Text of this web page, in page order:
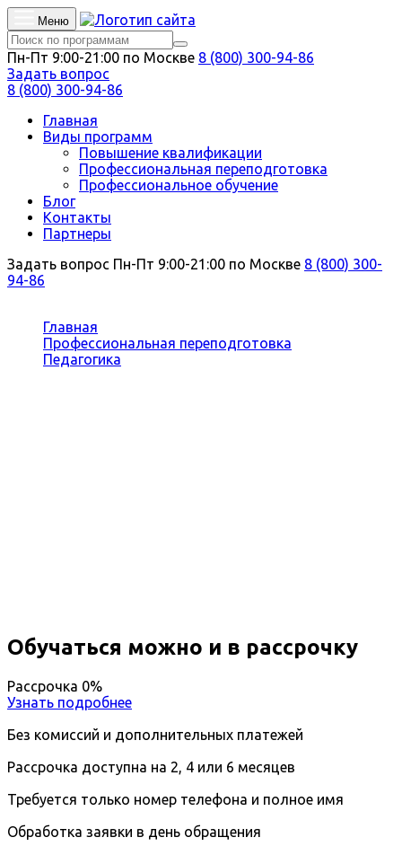
Меню
Пн-Пт 9:00-21:00 по Москве 8 (800) 300-94-86
Задать вопрос
8 (800) 300-94-86
Главная
Виды программ
Повышение квалификации
Профессиональная переподготовка
Профессиональное обучение
Блог
Контакты
Партнеры
Задать вопрос Пн-Пт 9:00-21:00 по Москве 8 (800) 300-
94-86
Главная
Профессиональная переподготовка
Педагогика
Обучаться можно и в рассрочку
Рассрочка 0%
Узнать подробнее
Без комиссий и дополнительных платежей
Рассрочка доступна на 2, 4 или 6 месяцев
Требуется только номер телефона и полное имя
Обработка заявки в день обращения